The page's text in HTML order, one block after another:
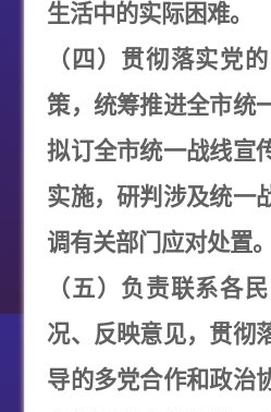
生活中的实际困难。
（四）贯彻落实党
策，统筹推进全市统
拟订全市统一战线宣
实施，研判涉及统一
调有关部门应对处置。
（五）负责联系各
况、反映意见，贯彻
导的多党合作和政治